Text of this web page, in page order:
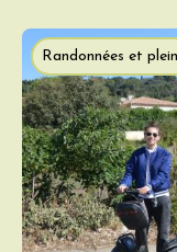
Randonnées et